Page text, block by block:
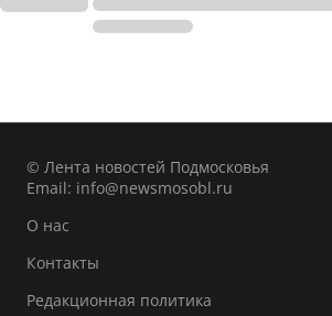
© Лента новостей Подмосковья
Email: info@newsmosobl.ru
О нас
Контакты
Редакционная политика